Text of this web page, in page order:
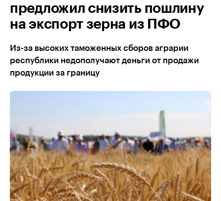
предложил снизить пошлину
на экспорт зерна из ПФО
Из-за высоких таможенных сборов аграрии
республики недополучают деньги от продажи
продукции за границу